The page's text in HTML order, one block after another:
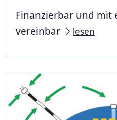
Finanzierbar und mit
vereinbar
lesen